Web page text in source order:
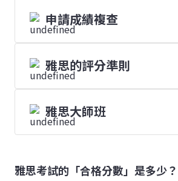
申請成績複查
雅思的評分準則
雅思大師班
雅思考試的「合格分數」是多少？